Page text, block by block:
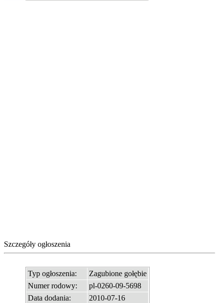
Szczegóły ogłoszenia
Typ ogłoszenia:
Zagubione gołębie
Numer rodowy:
pl-0260-09-5698
Data dodania:
2010-07-16